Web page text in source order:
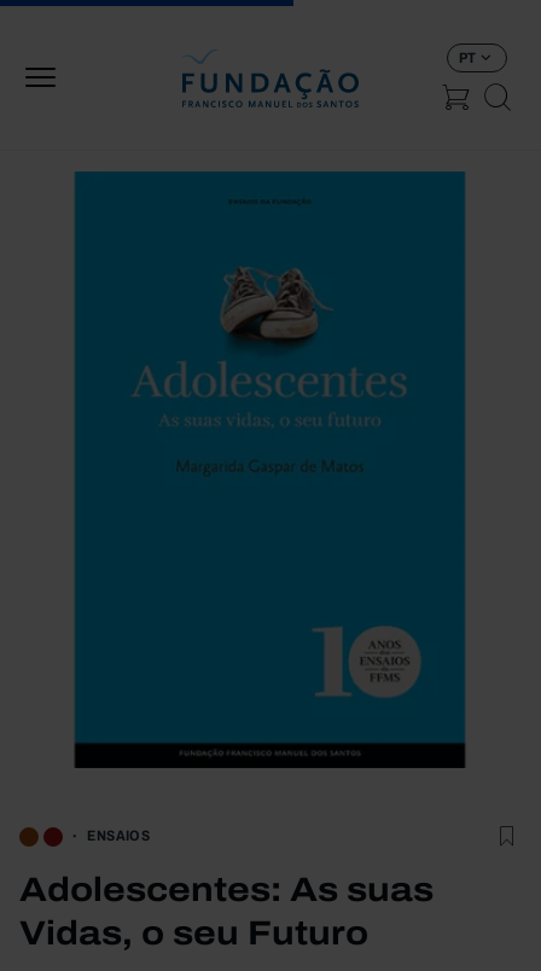
PT
ENSAIOS
Adolescentes: As suas
Vidas, o seu Futuro